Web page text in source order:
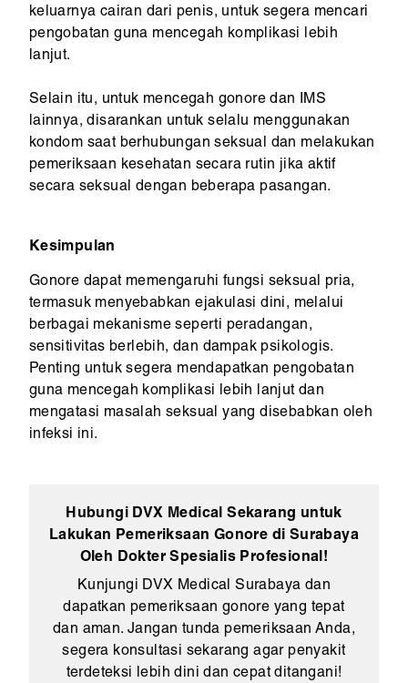
keluarnya cairan dari penis, untuk segera mencari
pengobatan guna mencegah komplikasi lebih
lanjut.
Selain itu, untuk mencegah gonore dan IMS
lainnya, disarankan untuk selalu menggunakan
kondom saat berhubungan seksual dan melakukan
pemeriksaan kesehatan secara rutin jika aktif
secara seksual dengan beberapa pasangan.
Kesimpulan
Gonore dapat memengaruhi fungsi seksual pria,
termasuk menyebabkan ejakulasi dini, melalui
berbagai mekanisme seperti peradangan,
sensitivitas berlebih, dan dampak psikologis.
Penting untuk segera mendapatkan pengobatan
guna mencegah komplikasi lebih lanjut dan
mengatasi masalah seksual yang disebabkan oleh
infeksi ini.
Hubungi DVX Medical Sekarang untuk
Lakukan Pemeriksaan Gonore di Surabaya
Oleh Dokter Spesialis Profesional!
Kunjungi DVX Medical Surabaya dan
dapatkan pemeriksaan gonore yang tepat
dan aman. Jangan tunda pemeriksaan Anda,
segera konsultasi sekarang agar penyakit
terdeteksi lebih dini dan cepat ditangani!